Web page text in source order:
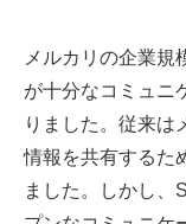
メルカリの企業規
が十分なコミュニ
りました。従来は
情報を共有するた
ました。しかし、